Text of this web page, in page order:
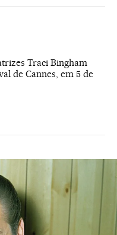
Traci Bingham
de Cannes, em 5 de